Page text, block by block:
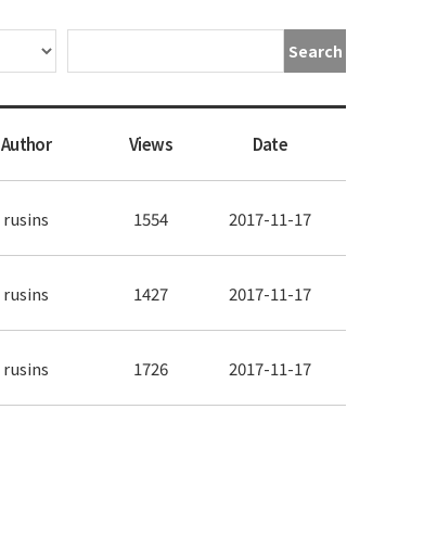
Search
Author Views Date
rusins 1554 2017-11-17
rusins 1427 2017-11-17
rusins 1726 2017-11-17